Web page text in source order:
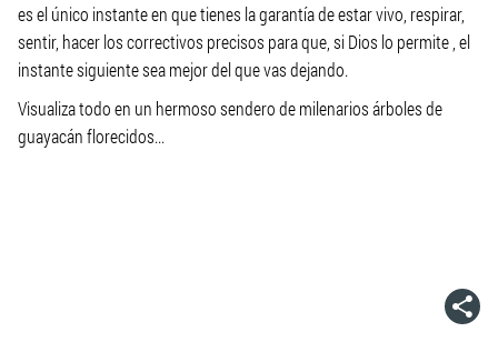
es el único instante en que tienes la garantía de estar vivo, respirar,
sentir, hacer los correctivos precisos para que, si Dios lo permite , el
instante siguiente sea mejor del que vas dejando.
Visualiza todo en un hermoso sendero de milenarios árboles de
guayacán florecidos...